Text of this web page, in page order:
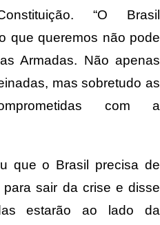
“O Brasil
que queremos não pode
Armadas. Não apenas
mas sobretudo as
com a
que o Brasil precisa de
para sair da crise e disse
estarão ao lado da